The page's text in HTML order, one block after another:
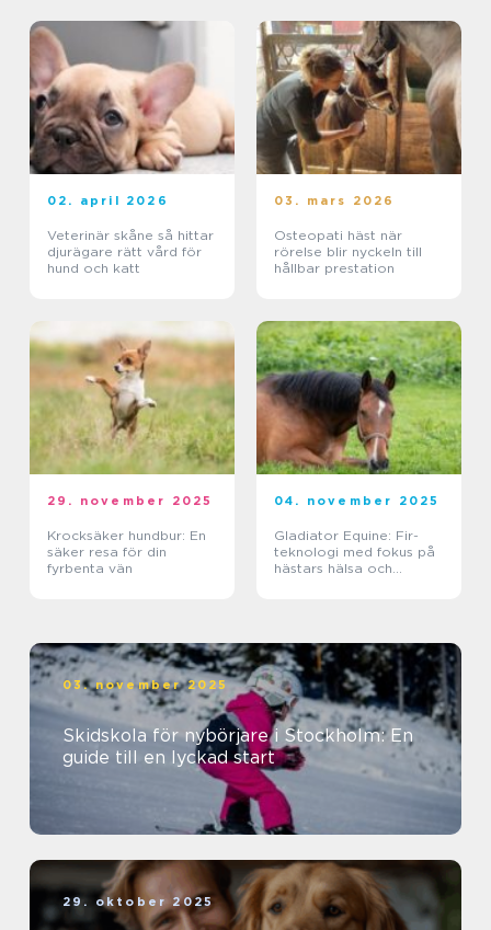
02. april 2026
Veterinär skåne så hittar
djurägare rätt vård för
hund och katt
03. mars 2026
Osteopati häst när
rörelse blir nyckeln till
hållbar prestation
29. november 2025
Krocksäker hundbur: En
säker resa för din
fyrbenta vän
04. november 2025
Gladiator Equine: Fir-
teknologi med fokus på
hästars hälsa och
03. november 2025
Skidskola för nybörjare i Stockholm: En
guide till en lyckad start
29. oktober 2025